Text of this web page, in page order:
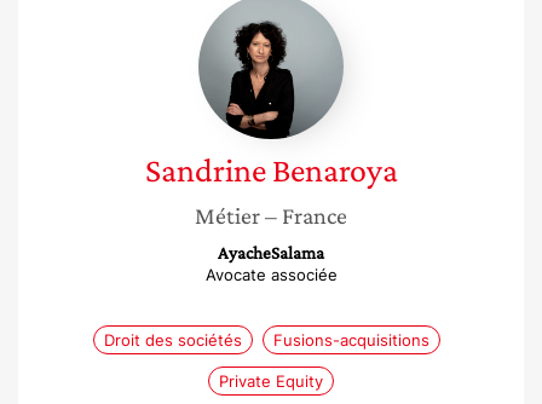
Sandrine
Benaroya
Sandrine Benaroya
Métier– France
AyacheSalama
Avocate associée
Droit des sociétés Fusions-acquisitions
Private Equity